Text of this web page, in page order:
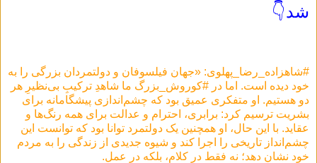
شد👇
#شاهزاده_رضا_پهلوی: «جهان فیلسوفان و دولتمردان بزرگی را به
خود دیده است. اما در #کوروش_بزرگ ما شاهدِ ترکیبِ بی‌نظیرِ هر
دو هستیم. او متفکری عمیق بود که چشم‌اندازی پیشگامانه برای
بشریت ترسیم کرد: برابری، احترام و عدالت برای همه رنگ‌ها و
عقاید. با این حال، او همچنین یک دولتمرد توانا بود که توانست این
چشم‌انداز تاریخی را اجرا کند و شیوه جدیدی از زندگی را به مردم
خود نشان دهد؛ نه فقط در کلام، بلکه در عمل.